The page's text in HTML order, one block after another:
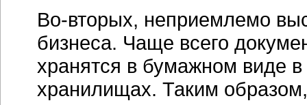
Во-вторых, неприемлемо
бизнеса. Чаще всего
хранятся в бумажном виде
хранилищах. Таким